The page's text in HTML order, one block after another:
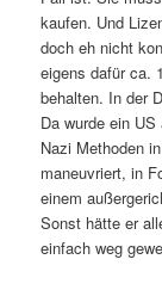
kaufen. Und
doch eh nicht
eigens dafür ca.
behalten. In der
Da wurde ein
Nazi Methoden
maneuvriert, in
einem
Sonst hätte er
einfach weg